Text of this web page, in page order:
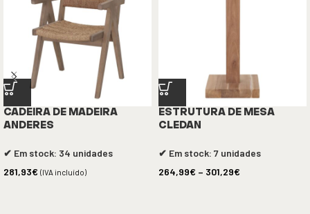
CADEIRA DE MADEIRA
ANDERES
✔ Em stock: 34 unidades
281,93€ (IVA incluído)
ESTRUTURA DE MESA
CLEDAN
✔ Em stock: 7 unidades
264,99€ – 301,29€